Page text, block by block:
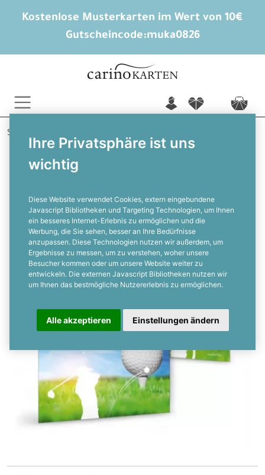
Kostenlose Musterkarten im Wert von 10€
Gutscheincode:muka0826
Ihre Privatsphäre ist uns
wichtig
Diese Website verwendet Cookies, extern eingebundene
Javascript Bibliotheken und Targeting Technologien, um Ihnen
ein besseres Internet-Erlebnis zu ermöglichen und die
Werbung, die Sie sehen, besser an Ihre Bedürfnisse
anzupassen. Diese Technologien nutzen wir außerdem, um
Ergebnisse zu messen, um zu verstehen, woher unsere
Besucher kommen oder um unsere Website weiter zu
entwickeln. Die externen Javascript Bibliotheken nutzen wir
um Ihnen das bestmögliche Nutzererlebnis zu ermöglichen.
Alle akzeptieren Einstellungen ändern
n f c
Startseite
Einladungskarten Geburtstag
Golf Richard
Golf Einladungen zum Geburtstag